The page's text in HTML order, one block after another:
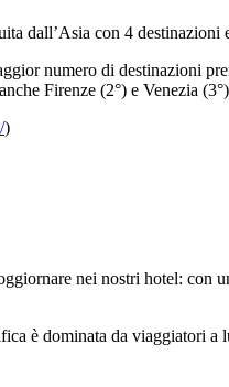
dall’Asia con 4 destinazioni
numero di destinazioni
Firenze (2°) e Venezia
)
nei nostri hotel: con
è dominata da viaggiatori